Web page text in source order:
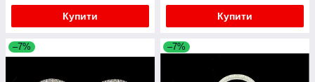
Купити Купити
–7% –7%